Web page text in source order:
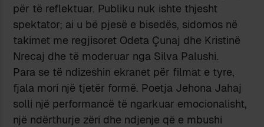
për të reflektuar. Publiku nuk ishte thjesht
spektator; ai u bë pjesë e bisedës, sidomos në
takimet me regjisoret Odeta Çunaj dhe Kristinë
Nrecaj dhe të moderuar nga Silva Palushi.
Para se të ndizeshin ekranet për filmat e tyre,
fjala mori një tjetër formë. Poetja Jehona Jahaj
solli një performancë të ngarkuar emocionalisht,
një ndërthurje zëri dhe ndjenje që e mbushi